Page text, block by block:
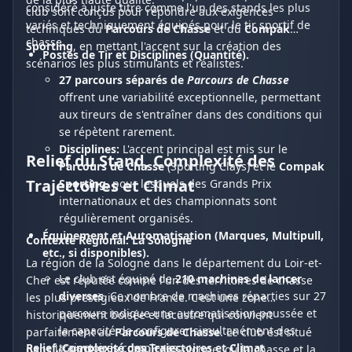
considéré à juste titre comme l'un des stands les plus
variés et techniquement équipés pour le tir sportif de
chasse.
club sont conçus pour répondre aux exigences
techniques duParcours de Chasseet du Compak
Sporting, en mettant l'accent sur la création des
scénarios les plus stimulants et réalistes.
Postes de Tir et Disciplines (Quantité).
27 parcours séparés de Parcours de Chasse
offrent une variabilité exceptionnelle, permettant
aux tireurs de s'entraîner dans des conditions qui
se répètent rarement.
Disciplines: L'accent principal est mis sur le
Parcours de Chasse(Sporting Clays) et le Compak
Sporting, pour lesquels des Grands Prix
internationaux et des championnats sont
régulièrement organisés.
Équipement et Automatisation (Marques, Multipull,
etc., si disponibles).
Le club est équipé de210 machines de lancer
diverses. Ce nombre de machines réparties sur 27
parcours indique une automatisation poussée et
la capacité de configurer simultanément des
trajectoires complexes.
Relief du Stand, Complexité des
Trajectoires et Climat
Contexte Régional: La Sologne
La région de la Sologne dans le département du Loir-et-
Cher est réputée comme l'un des territoires de chasse
les plus prestigieux de France. C'est une zone
historiquement boisée et lacustre qui convient
parfaitement auParcours de Chasse. Le club est situé
dans le secteur du Cœur de Sologne, où la chasse et la
Relief, Complexité des Trajectoires et Climat